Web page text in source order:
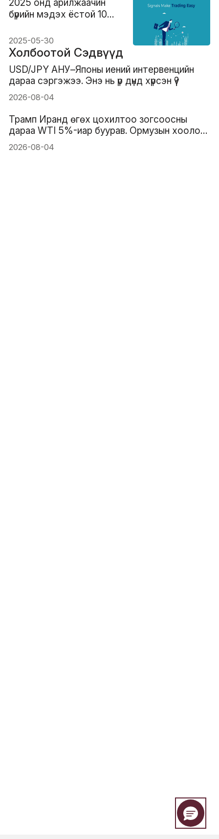
бүрийн мэдэх ёстой 10
дохио
2025-05-30
Холбоотой Сэдвүүд
USD/JPY АНУ–Японы иений интервенцийн
дараа сэргэжээ. Энэ нь үр дүнд хүрсэн үү?
2026-08-04
Трамп Иранд өгөх цохилтоо зогсоосны
дараа WTI 5%-иар буурав. Ормузын хоолойн
уналтын трэнд үргэлжилж чадах уу?
2026-08-04